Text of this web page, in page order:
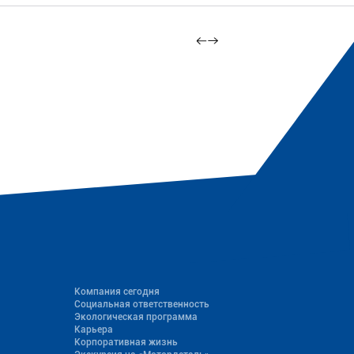
Компания сегодня
Социальная ответственность
Экологическая программа
Карьера
Корпоративная жизнь